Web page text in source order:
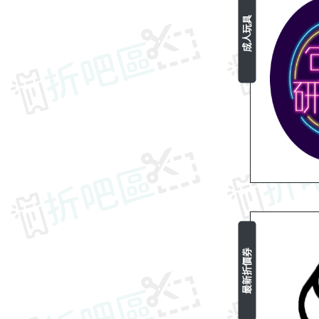
成人玩具
最新折價券